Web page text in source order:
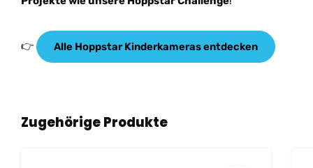
👉 Alle Hoppstar Kinderkameras entdecken
Produktgalerie überspringen
Zugehörige Produkte